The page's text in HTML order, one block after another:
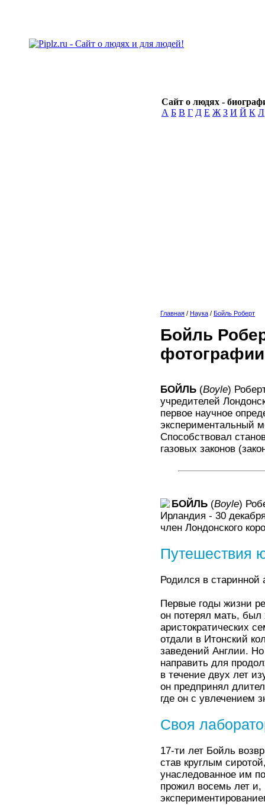
Сайт о людях -
А Б В Г Д Е Ж З И Й К Л
Главная / Наука / Бойль Роберт
Бойль
БОЙЛЬ (Boyle)
учредителей
первое научное
экспериментальный
Способствовал
газовых законов
БОЙЛЬ (Boyle)
Ирландия - 30
член Лондонского
Путешествия
Родился в старинной
Первые годы жизни
он потерял мать,
аристократических
отдали в Итонский
заведений Англии. Но
направить для
в течение двух лет
он предпринял
где он с увлечением
Своя
17-ти лет Бойль
став круглым
унаследованное им
прожил восемь лет